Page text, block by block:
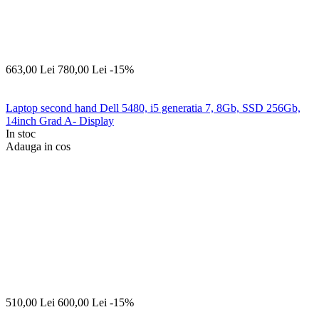
663,00 Lei 780,00 Lei -15%
Laptop second hand Dell 5480, i5 generatia 7, 8Gb, SSD 256Gb,
14inch Grad A- Display
In stoc
Adauga in cos
510,00 Lei 600,00 Lei -15%